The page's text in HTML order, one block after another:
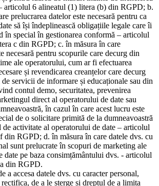
articolul 6 alineatul (1) litera (b) din RGPD; b.
prelucrarea datelor este necesară pentru ca
să își îndeplinească obligațiile legale care îi
în special în gestionarea conformă – articolul
c din RGPD; c. în măsura în care
necesară pentru scopurile care decurg din
ale operatorului, cum ar fi efectuarea
și revendicarea creanțelor care decurg
servicii de informare și educaționale sau din
contul demo, securitatea, prevenirea
direct al operatorului de date sau
în cazul în care acest lucru este
de o solicitare primită de la dumneavoastră
de activitate al operatorului de date – articolul
din RGPD; d. în măsura în care datele dvs. cu
sunt prelucrate în scopuri de marketing ale
date pe baza consimțământului dvs. - articolul
din RGPD.
a accesa datele dvs. cu caracter personal,
de a le șterge și dreptul de a limita